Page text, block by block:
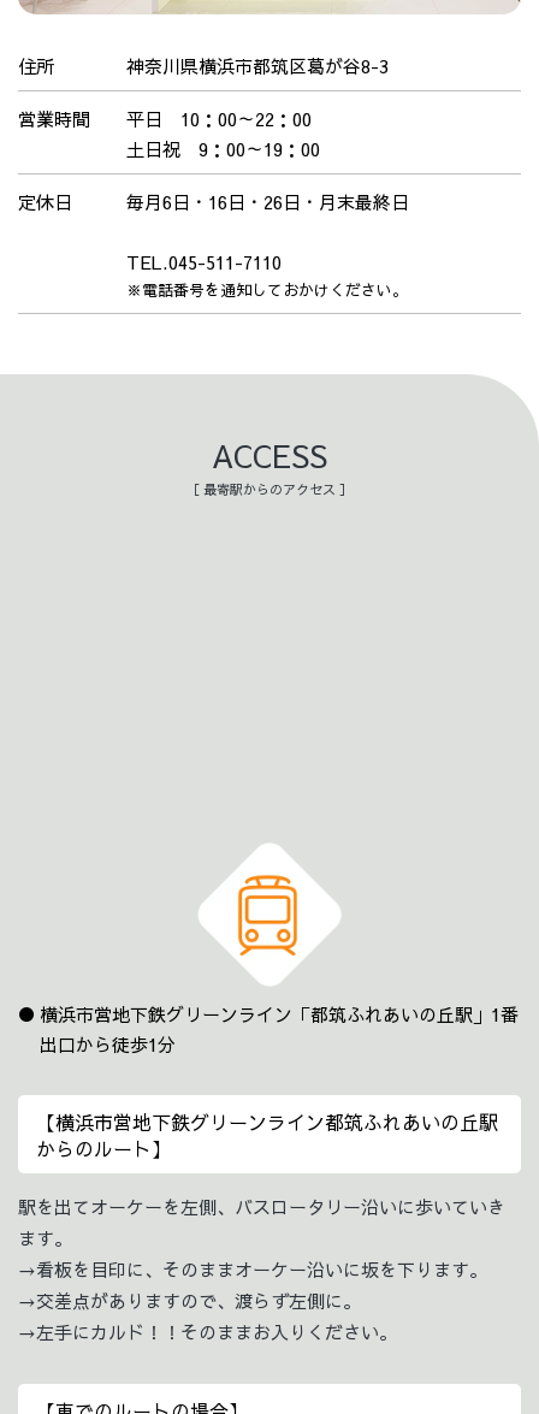
住所 神奈川県横浜市都筑区葛が谷8-3
営業時間
平日 10：00～22：00
土日祝 9：00～19：00
定休日 毎月6日・16日・26日・月末最終日
TEL.045-511-7110
※電話番号を通知しておかけください。
ACCESS
［ 最寄駅からのアクセス ］
横浜市営地下鉄グリーンライン「都筑ふれあいの丘駅」1番
出口から徒歩1分
【横浜市営地下鉄グリーンライン都筑ふれあいの丘駅
からのルート】
駅を出てオーケーを左側、バスロータリー沿いに歩いていき
ます。
→看板を目印に、そのままオーケー沿いに坂を下ります。
→交差点がありますので、渡らず左側に。
→左手にカルド！！そのままお入りください。